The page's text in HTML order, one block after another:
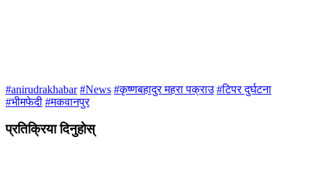
#anirudrakhabar #News #कृष्णबहादुर महरा पक्राउ #टिपर दुर्घटना
#भीमफेदी #मकवानपुर
प्रतिक्रिया दिनुहोस्